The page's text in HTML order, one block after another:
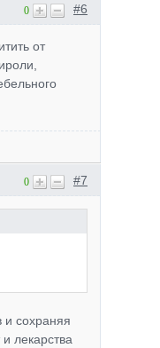
#6
0
от
#7
0
и сохраняя
лекарства